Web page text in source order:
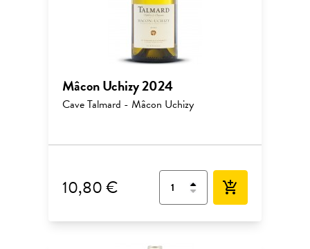
Mâcon Uchizy 2024
Cave Talmard - Mâcon Uchizy
10,80 € add_shopping_cart